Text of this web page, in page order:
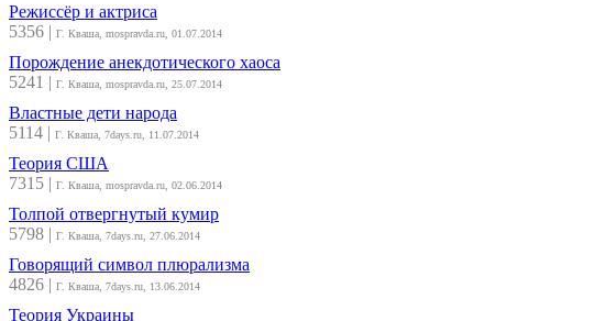
Режиссёр и актриса
5356 | Г. Кваша, mospravda.ru, 01.07.2014
Порождение анекдотического хаоса
5241 | Г. Кваша, mospravda.ru, 25.07.2014
Властные дети народа
5114 | Г. Кваша, 7days.ru, 11.07.2014
Теория США
7315 | Г. Кваша, mospravda.ru, 02.06.2014
Толпой отвергнутый кумир
5798 | Г. Кваша, 7days.ru, 27.06.2014
Говорящий символ плюрализма
4826 | Г. Кваша, 7days.ru, 13.06.2014
Теория Украины